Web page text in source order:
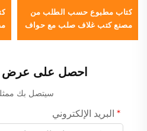
كتاب مطبوع حسب الطلب من
مصنع كتب غلاف صلب مع حواف
احصل على عرض
سيتصل بك
البريد الإلكتروني